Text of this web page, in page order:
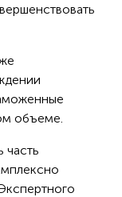
объеме.
часть